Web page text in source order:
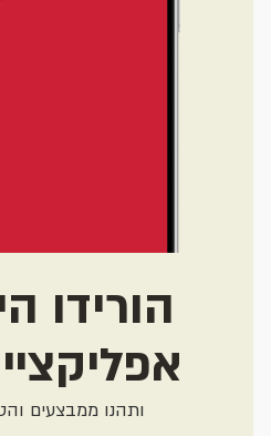
הורידו
ותהנו ממבצעים